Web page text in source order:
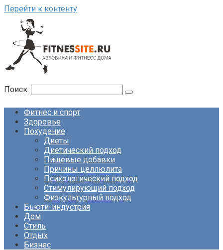
Перейти к контенту
Поиск:
Фитнес и спорт
Здоровье
Похудение
Диеты
Диетический подход
Пищевые добавки
Причины целлюлита
Психологический подход
Стимулирующий подход
Физкультурный подход
Бьюти-индустрия
Дом
Стиль
Отдых
Бизнес